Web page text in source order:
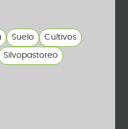
Suelo Cultivos
Silvopastoreo